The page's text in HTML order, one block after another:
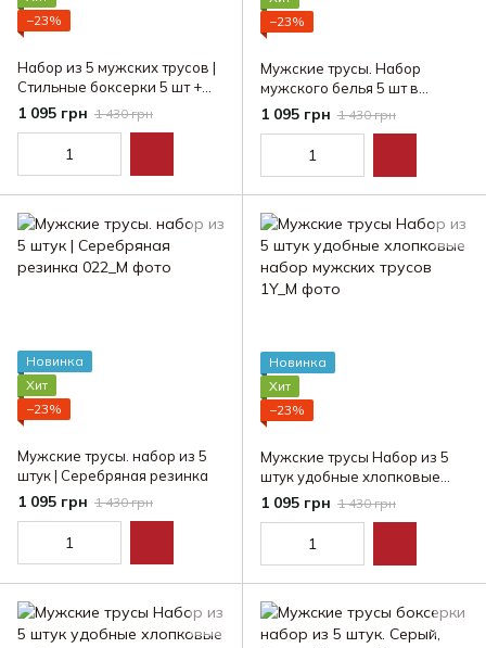
−23%
Набор из 5 мужских трусов |
Стильные боксерки 5 шт +
подарочная упаковка!
1 095 грн 1 430 грн
−23%
Мужские трусы. Набор
мужского белья 5 шт в
коробке
1 095 грн 1 430 грн
Новинка
Хит
−23%
Мужские трусы. набор из 5
штук | Серебряная резинка
1 095 грн 1 430 грн
Новинка
Хит
−23%
Мужские трусы Набор из 5
штук удобные хлопковые
набор мужских трусов
1 095 грн 1 430 грн